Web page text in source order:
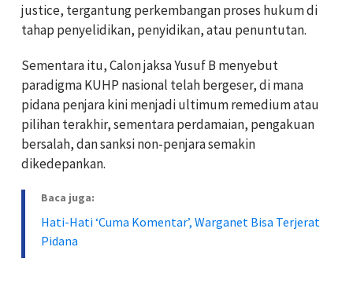
justice, tergantung perkembangan proses hukum di
tahap penyelidikan, penyidikan, atau penuntutan.
Sementara itu, Calon jaksa Yusuf B menyebut
paradigma KUHP nasional telah bergeser, di mana
pidana penjara kini menjadi ultimum remedium atau
pilihan terakhir, sementara perdamaian, pengakuan
bersalah, dan sanksi non-penjara semakin
dikedepankan.
Baca juga:
Hati-Hati ‘Cuma Komentar’, Warganet Bisa Terjerat
Pidana